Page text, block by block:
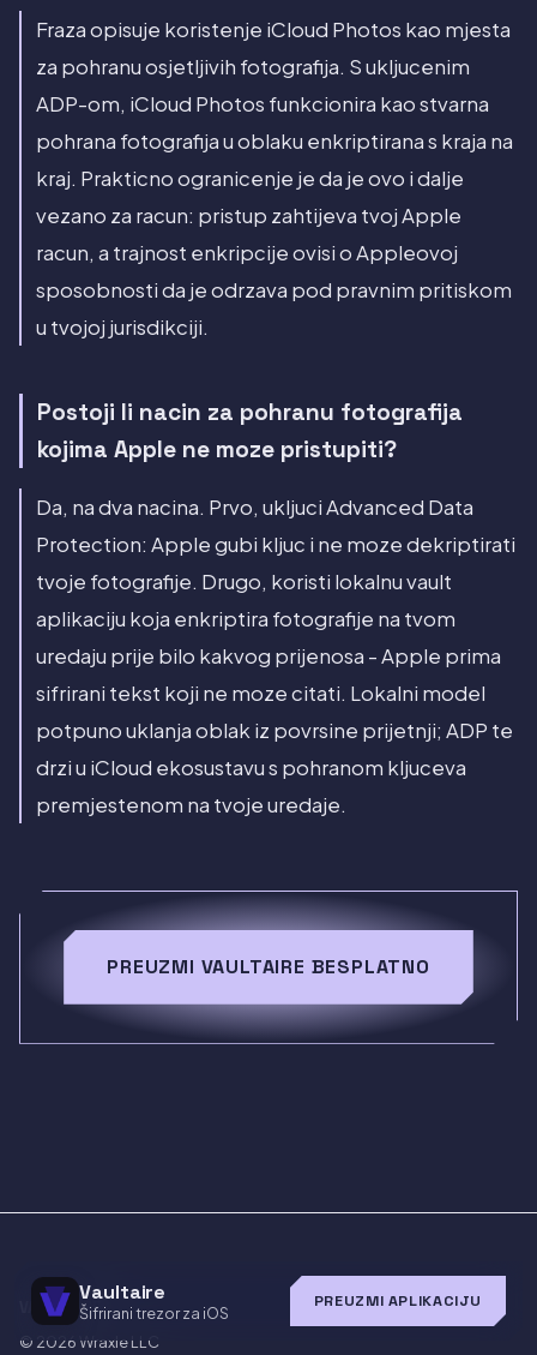
Fraza opisuje koristenje iCloud Photos kao mjesta
za pohranu osjetljivih fotografija. S ukljucenim
ADP-om, iCloud Photos funkcionira kao stvarna
pohrana fotografija u oblaku enkriptirana s kraja na
kraj. Prakticno ogranicenje je da je ovo i dalje
vezano za racun: pristup zahtijeva tvoj Apple
racun, a trajnost enkripcije ovisi o Appleovoj
sposobnosti da je odrzava pod pravnim pritiskom
u tvojoj jurisdikciji.
Postoji li nacin za pohranu fotografija
kojima Apple ne moze pristupiti?
Da, na dva nacina. Prvo, ukljuci Advanced Data
Protection: Apple gubi kljuc i ne moze dekriptirati
tvoje fotografije. Drugo, koristi lokalnu vault
aplikaciju koja enkriptira fotografije na tvom
uredaju prije bilo kakvog prijenosa - Apple prima
sifrirani tekst koji ne moze citati. Lokalni model
potpuno uklanja oblak iz povrsine prijetnji; ADP te
drzi u iCloud ekosustavu s pohranom kljuceva
premjestenom na tvoje uredaje.
PREUZMI VAULTAIRE BESPLATNO
Vaultaire
Šifrirani trezor za iOS
PREUZMI APLIKACIJU
VAULTAIRE
© 2026 Wraxle LLC